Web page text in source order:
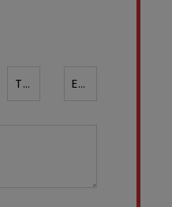
Téléphone ¹* Email*